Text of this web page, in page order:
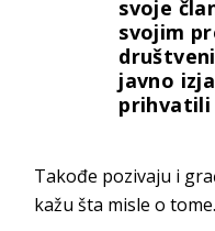
svoje
svojim
javno
prihvatili
Takođe pozivaju i
kažu šta misle o tome.